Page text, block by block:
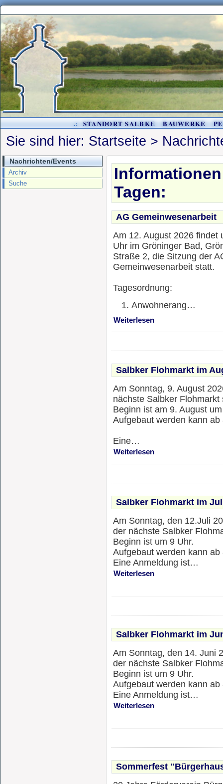
.: STANDORT SALBKE BAUWERKE
Sie sind hier: Startseite >
Nachrichten/Events
Archiv
Suche
Tagen:
AG Gemeinwesenarbeit
Am 12. August 2026 findet
Uhr im Gröninger Bad,
Straße 2, die Sitzung der
Gemeinwesenarbeit statt.
Tagesordnung:
Anwohnerang…
Weiterlesen
Salbker Flohmarkt im
Am Sonntag, 9. August
nächste Salbker Flohmarkt
Beginn ist am 9. August
Aufgebaut werden kann ab
Eine…
Weiterlesen
Salbker Flohmarkt im
Am Sonntag, den 12.Juli
der nächste Salbker
Beginn ist um 9 Uhr.
Aufgebaut werden kann ab
Eine Anmeldung ist…
Weiterlesen
Salbker Flohmarkt im
Am Sonntag, den 14. Juni
der nächste Salbker
Beginn ist um 9 Uhr.
Aufgebaut werden kann ab
Eine Anmeldung ist…
Weiterlesen
Sommerfest